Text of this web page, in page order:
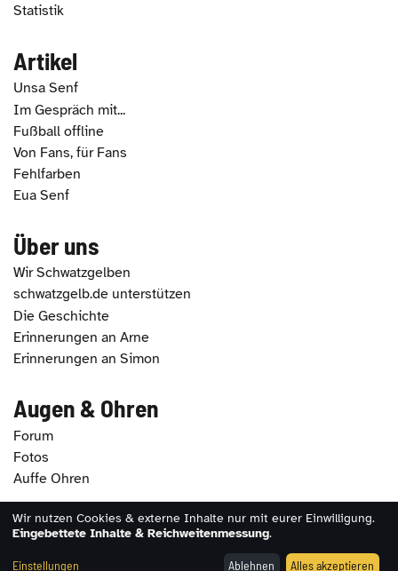
Statistik
Artikel
Unsa Senf
Im Gespräch mit...
Fußball offline
Von Fans, für Fans
Fehlfarben
Eua Senf
Über uns
Wir Schwatzgelben
schwatzgelb.de unterstützen
Die Geschichte
Erinnerungen an Arne
Erinnerungen an Simon
Augen & Ohren
Forum
Fotos
Auffe Ohren
2026 - schwatzgelb.de |Impressum|Datenschutz
Wir nutzen Cookies & externe Inhalte nur mit eurer Einwilligung.
Eingebettete Inhalte & Reichweitenmessung.
Einstellungen Ablehnen Alles akzeptieren